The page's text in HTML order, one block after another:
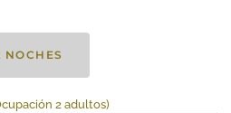
NOCHES
2 adultos)